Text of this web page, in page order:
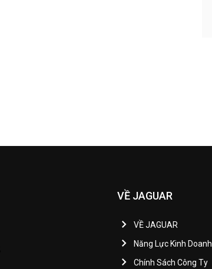
VỀ JAGUAR
VỀ JAGUAR
Năng Lực Kinh Doanh
Chính Sách Công Ty